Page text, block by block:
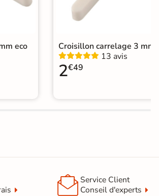
eco
Croisillon carrelage 3 mm
13 avis
2€49
 Service Client
Conseil d'experts